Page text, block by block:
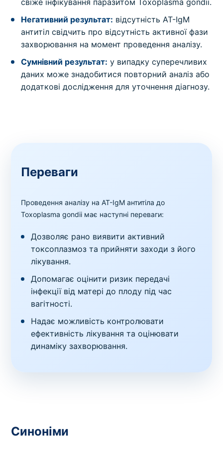
свіже інфікування паразитом Toxoplasma gondii.
Негативний результат: відсутність AT-IgМ
антитіл свідчить про відсутність активної фази
захворювання на момент проведення аналізу.
Сумнівний результат: у випадку суперечливих
даних може знадобитися повторний аналіз або
додаткові дослідження для уточнення діагнозу.
Переваги
Проведення аналізу на AT-IgМ антитіла до
Toxoplasma gondii має наступні переваги:
Дозволяє рано виявити активний
токсоплазмоз та прийняти заходи з його
лікування.
Допомагає оцінити ризик передачі
інфекції від матері до плоду під час
вагітності.
Надає можливість контролювати
ефективність лікування та оцінювати
динаміку захворювання.
Синоніми